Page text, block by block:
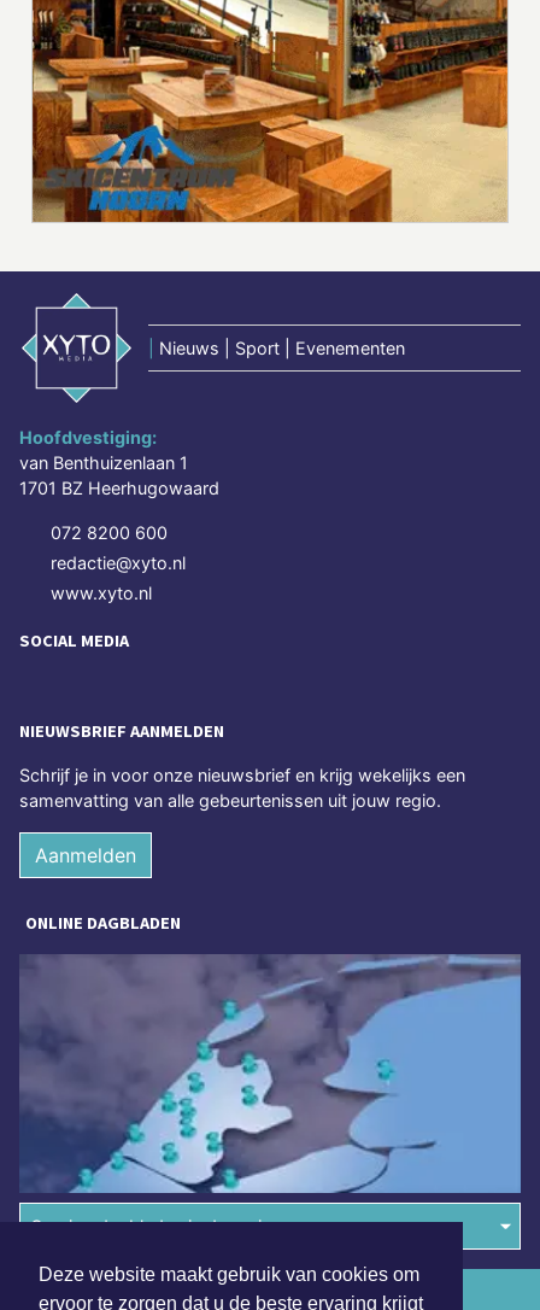
Deze website maakt gebruik van cookies om
ervoor te zorgen dat u de beste ervaring krijgt
Nieuws | Sport | Evenementen
Hoofdvestiging:
van Benthuizenlaan 1
1701 BZ Heerhugowaard
072 8200 600
redactie@xyto.nl
www.xyto.nl
SOCIAL MEDIA
NIEUWSBRIEF AANMELDEN
Schrijf je in voor onze nieuwsbrief en krijg wekelijks een
samenvatting van alle gebeurtenissen uit jouw regio.
Aanmelden
ONLINE DAGBLADEN
Overige dagbladen in de regio
Algemene voorwaarden